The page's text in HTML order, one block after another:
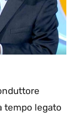
tempo legato